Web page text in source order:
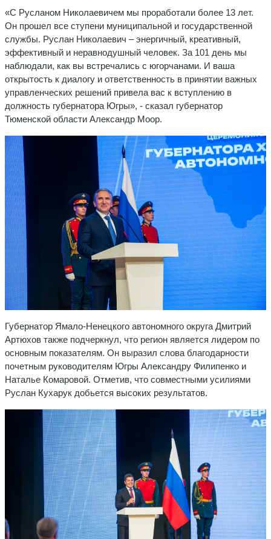
«С Русланом Николаевичем мы проработали более 13 лет.
Он прошел все ступени муниципальной и государственной
службы. Руслан Николаевич – энергичный, креативный,
эффективный и неравнодушный человек. За 101 день мы
наблюдали, как вы встречались с югорчанами. И ваша
открытость к диалогу и ответственность в принятии важных
управленческих решений привела вас к вступлению в
должность губернатора Югры», - сказал губернатор
Тюменской области Александр Моор.
Губернатор Ямало-Ненецкого автономного округа Дмитрий
Артюхов также подчеркнул, что регион является лидером по
основным показателям. Он выразил слова благодарности
почетным руководителям Югры Александру Филипенко и
Наталье Комаровой. Отметив, что совместными усилиями
Руслан Кухарук добьется высоких результатов.